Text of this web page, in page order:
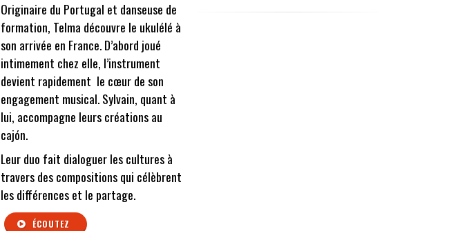
Originaire du Portugal et danseuse de
formation, Telma découvre le ukulélé à
son arrivée en France. D’abord joué
intimement chez elle, l’instrument
devient rapidement le cœur de son
engagement musical. Sylvain, quant à
lui, accompagne leurs créations au
cajón.
Leur duo fait dialoguer les cultures à
travers des compositions qui célèbrent
les différences et le partage.
ÉCOUTEZ